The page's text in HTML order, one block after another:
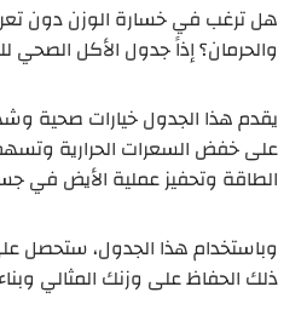
هل ترغب في خسارة الوزن دون
والحرمان؟ إذاً جدول الأكل الصحي
يقدم هذا الجدول خيارات صحية
على خفض السعرات الحرارية
الطاقة وتحفيز عملية الأيض في
وباستخدام هذا الجدول، ستحصل
ذلك الحفاظ على وزنك المثالي